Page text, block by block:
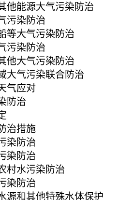
他能源大气污染防治
污染防治
等大气污染防治
污染防治
他大气污染防治
大气污染联合防治
气应对
防治
治措施
染防治
染防治
村水污染防治
染防治
源和其他特殊水体保护